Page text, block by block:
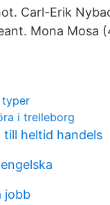
Carl-Erik
Mona Mosa
i trelleborg
till heltid handels
jobb